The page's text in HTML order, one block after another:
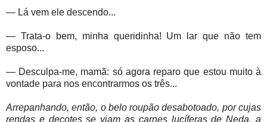
— Lá vem ele descendo...
— Trata-o bem, minha queridinha! Um lar que não tem
esposo...
— Desculpa-me, mamã: só agora reparo que estou muito à
vontade para nos encontrarmos os três...
Arrepanhando, então, o belo roupão desabotoado, por cujas
rendas e decotes se viam as carnes lucíferas de Neda, a